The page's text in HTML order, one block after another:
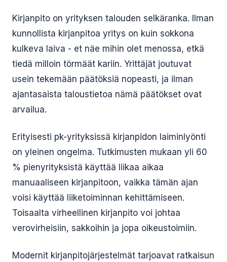
Kirjanpito on yrityksen talouden selkäranka. Ilman
kunnollista kirjanpitoa yritys on kuin sokkona
kulkeva laiva - et näe mihin olet menossa, etkä
tiedä milloin törmäät kariin. Yrittäjät joutuvat
usein tekemään päätöksiä nopeasti, ja ilman
ajantasaista taloustietoa nämä päätökset ovat
arvailua.
Erityisesti pk-yrityksissä kirjanpidon laiminlyönti
on yleinen ongelma. Tutkimusten mukaan yli 60
% pienyrityksistä käyttää liikaa aikaa
manuaaliseen kirjanpitoon, vaikka tämän ajan
voisi käyttää liiketoiminnan kehittämiseen.
Toisaalta virheellinen kirjanpito voi johtaa
verovirheisiin, sakkoihin ja jopa oikeustoimiin.
Modernit kirjanpitojärjestelmät tarjoavat ratkaisun